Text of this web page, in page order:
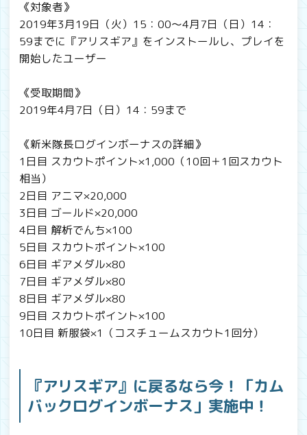
《対象者》
2019年3月19日（火）15：00～4月7日（日）14：
59までに『アリスギア』をインストールし、プレイを
開始したユーザー
《受取期間》
2019年4月7日（日）14：59まで
《新米隊長ログインボーナスの詳細》
1日目 スカウトポイント×1,000（10回＋1回スカウト
相当）
2日目 アニマ×20,000
3日目 ゴールド×20,000
4日目 解析でんち×100
5日目 スカウトポイント×100
6日目 ギアメダル×80
7日目 ギアメダル×80
8日目 ギアメダル×80
9日目 スカウトポイント×100
10日目 新服袋×1（コスチュームスカウト1回分）
『アリスギア』に戻るなら今！「カム
バックログインボーナス」実施中！